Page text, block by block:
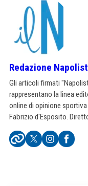
Redazione
Gli articoli firmati
rappresentano la linea
online di opinione
Fabrizio d'Esposito.